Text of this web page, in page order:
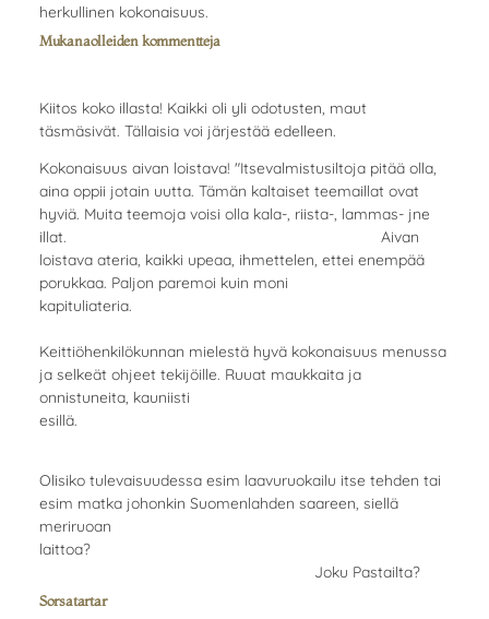
herkullinen kokonaisuus.
Mukanaolleiden kommentteja
Kiitos koko illasta! Kaikki oli yli odotusten, maut
täsmäsivät. Tällaisia voi järjestää edelleen.
Kokonaisuus aivan loistava! "Itsevalmistusiltoja pitää olla,
aina oppii jotain uutta. Tämän kaltaiset teemaillat ovat
hyviä. Muita teemoja voisi olla kala-, riista-, lammas- jne
illat. Aivan
loistava ateria, kaikki upeaa, ihmettelen, ettei enempää
porukkaa. Paljon paremoi kuin moni
kapituliateria.
Keittiöhenkilökunnan mielestä hyvä kokonaisuus menussa
ja selkeät ohjeet tekijöille. Ruuat maukkaita ja
onnistuneita, kauniisti
esillä.
Olisiko tulevaisuudessa esim laavuruokailu itse tehden tai
esim matka johonkin Suomenlahden saareen, siellä
meriruoan
laittoa?
Joku Pastailta?
Sorsatartar